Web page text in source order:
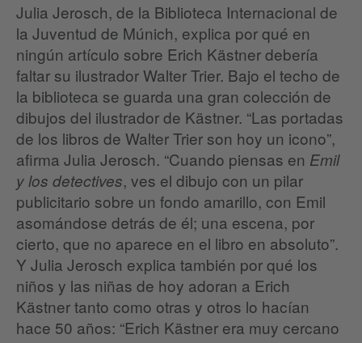
Julia Jerosch, de la Biblioteca Internacional de
la Juventud de Múnich, explica por qué en
ningún artículo sobre Erich Kästner debería
faltar su ilustrador Walter Trier. Bajo el techo de
la biblioteca se guarda una gran colección de
dibujos del ilustrador de Kästner. “Las portadas
de los libros de Walter Trier son hoy un icono”,
afirma Julia Jerosch. “Cuando piensas en Emil
y los detectives, ves el dibujo con un pilar
publicitario sobre un fondo amarillo, con Emil
asomándose detrás de él; una escena, por
cierto, que no aparece en el libro en absoluto”.
Y Julia Jerosch explica también por qué los
niños y las niñas de hoy adoran a Erich
Kästner tanto como otras y otros lo hacían
hace 50 años: “Erich Kästner era muy cercano